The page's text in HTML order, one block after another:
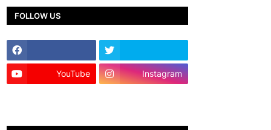
FOLLOW US
YouTube Instagram